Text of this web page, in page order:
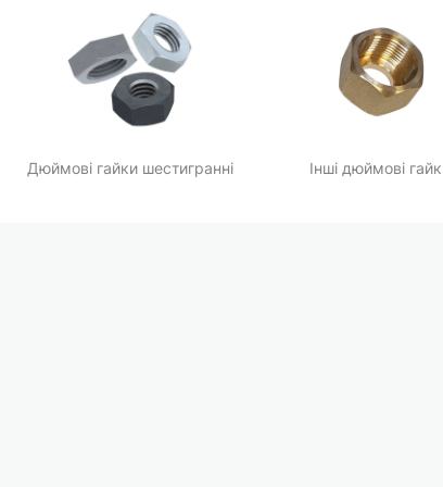
Дюймові гайки шестигранні Інші дюймові